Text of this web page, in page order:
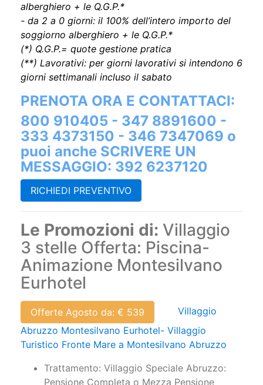
alberghiero + le Q.G.P.*
- da 2 a 0 giorni: il 100% dell’intero importo del
soggiorno alberghiero + le Q.G.P.*
(*) Q.G.P.= quote gestione pratica
(**) Lavorativi: per giorni lavorativi si intendono 6
giorni settimanali incluso il sabato
PRENOTA ORA E CONTATTACI:
800 910405 - 347 8891600 -
333 4373150 - 346 7347069 o
puoi anche SCRIVERE UN
MESSAGGIO: 392 6237120
RICHIEDI PREVENTIVO
Le Promozioni di: Villaggio
3 stelle Offerta: Piscina-
Animazione Montesilvano
Eurhotel
Offerte Agosto da: € 539
Villaggio
Abruzzo Montesilvano Eurhotel- Villaggio
Turistico Fronte Mare a Montesilvano Abruzzo
Trattamento: Villaggio Speciale Abruzzo:
Pensione Completa o Mezza Pensione